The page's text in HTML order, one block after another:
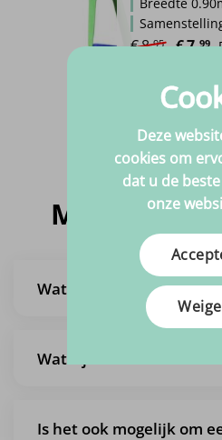
€8.95 €7.99
Dit
op
de
Wat is de levertijd?
Wat zijn de
Is het ook mogelijk om
Deze
cookies om
dat u de
onze